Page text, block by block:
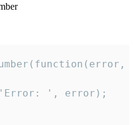
', error);